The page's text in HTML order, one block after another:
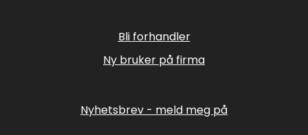
Bli forhandler
Ny bruker på firma
Nyhetsbrev - meld meg på